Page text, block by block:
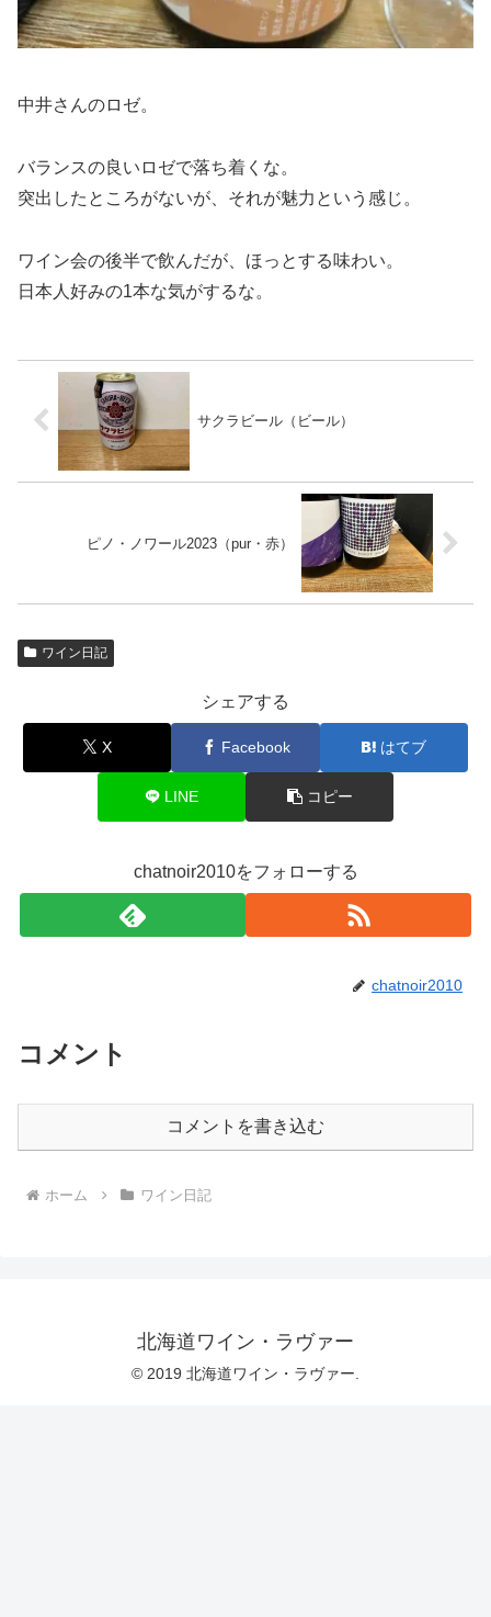
中井さんのロゼ。
バランスの良いロゼで落ち着くな。
突出したところがないが、それが魅力という感じ。
ワイン会の後半で飲んだが、ほっとする味わい。
日本人好みの1本な気がするな。
サクラビール（ビール）
ピノ・ノワール2023（pur・赤）
ワイン日記
シェアする
X Facebook はてブ
LINE コピー
chatnoir2010をフォローする
chatnoir2010
コメント
コメントを書き込む
ホーム ワイン日記
北海道ワイン・ラヴァー
© 2019 北海道ワイン・ラヴァー.